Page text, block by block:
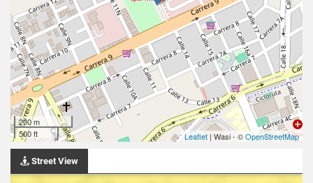
200 m
500 ft
Leaflet | Wasi - ©OpenStreetMap
Street View